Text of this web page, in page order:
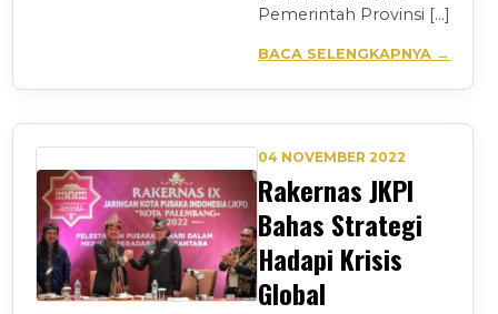
Pemerintah Provinsi […]
BACA SELENGKAPNYA →
04 NOVEMBER 2022
Rakernas JKPI
Bahas Strategi
Hadapi Krisis
Global